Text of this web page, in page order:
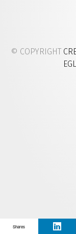
© COPYRIGHT
Shares